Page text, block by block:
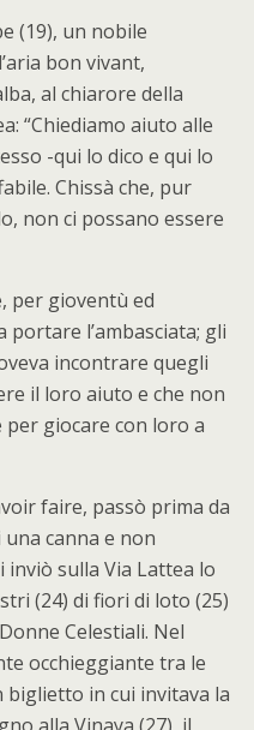
(19), un nobile
bon vivant,
al chiarore della
“Chiediamo aiuto alle
-qui lo dico e qui lo
Chissà che, pur
non ci possano essere
per gioventù ed
l’ambasciata; gli
incontrare quegli
il loro aiuto e che non
giocare con loro a
faire, passò prima da
canna e non
sulla Via Lattea lo
(24) di fiori di loto (25)
Celestiali. Nel
occhieggiante tra le
biglietto in cui invitava la